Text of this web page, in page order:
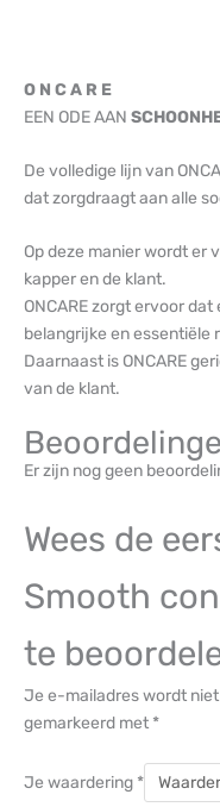
O N C A R E
EEN ODE AAN
De volledige lijn van
dat zorgdraagt aan alle
Op deze manier wordt er
kapper en de klant.
ONCARE zorgt ervoor
belangrijke en essentiële
Daarnaast is ONCARE
van de klant.
Er zijn nog geen
Wees de
Smooth
te
Je e-mailadres wordt
gemarkeerd met *
Je waardering *